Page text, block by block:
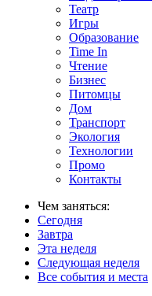
Театр
Игры
Образование
Time In
Чтение
Бизнес
Питомцы
Дом
Транспорт
Экология
Технологии
Промо
Контакты
Чем заняться:
Сегодня
Завтра
Эта неделя
Следующая неделя
Все события и места